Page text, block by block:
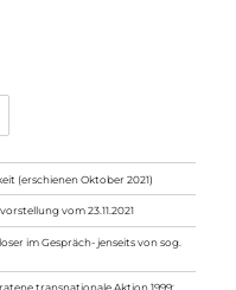
(erschienen Oktober 2021)
vom 23.11.2021
im Gespräch- jenseits von sog.
transnationale Aktion 1999: